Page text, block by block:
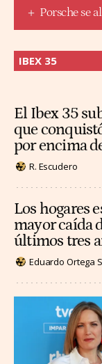
Porsche se
IBEX 35
El Ibex 35
que
por encima
R. Escudero
Los hogares
mayor caída
últimos tres
Eduardo Ortega